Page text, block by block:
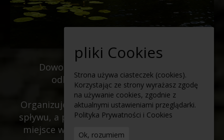
Dowozimy kajaki na start spływu i
odbieramy je na jego końcu.
Organizujemy dowóz uczestników na start
spływu, a po jego zakończeniu odwozimy w
miejsce wypoczynku lub zakwaterowania.
pliki Cookies
Strona używa ciasteczek (cookies).
Korzystając ze strony wyrażasz zgodę
na używanie cookies, zgodnie z
aktualnymi ustawieniami przeglądarki.
Polityka Prywatności i Cookies
Ok, rozumiem